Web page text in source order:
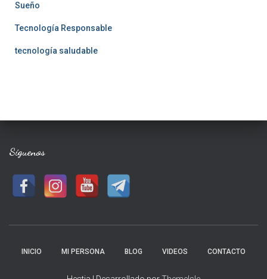
Sueño
Tecnología Responsable
tecnología saludable
Síguenos
INICIO MI PERSONA BLOG VIDEOS CONTACTO